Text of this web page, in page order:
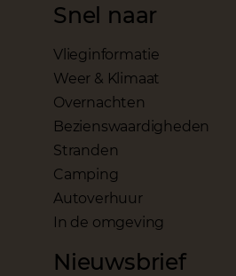
Snel naar
Vlieginformatie
Weer & Klimaat
Overnachten
Bezienswaardigheden
Stranden
Camping
Autoverhuur
In de omgeving
Nieuwsbrief